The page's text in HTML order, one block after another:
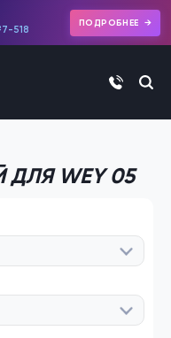
518
ПОДРОБНЕЕ
+7 (495)
WEY 05